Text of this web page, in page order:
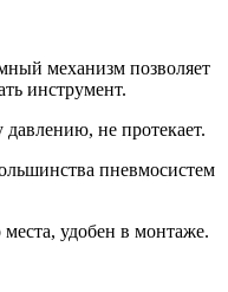
механизм позволяет
инструмент.
не протекает.
пневмосистем
удобен в монтаже.